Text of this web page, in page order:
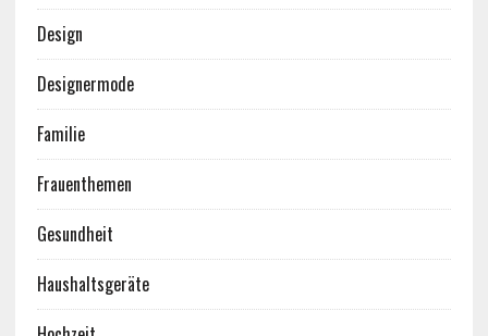
Design
Designermode
Familie
Frauenthemen
Gesundheit
Haushaltsgeräte